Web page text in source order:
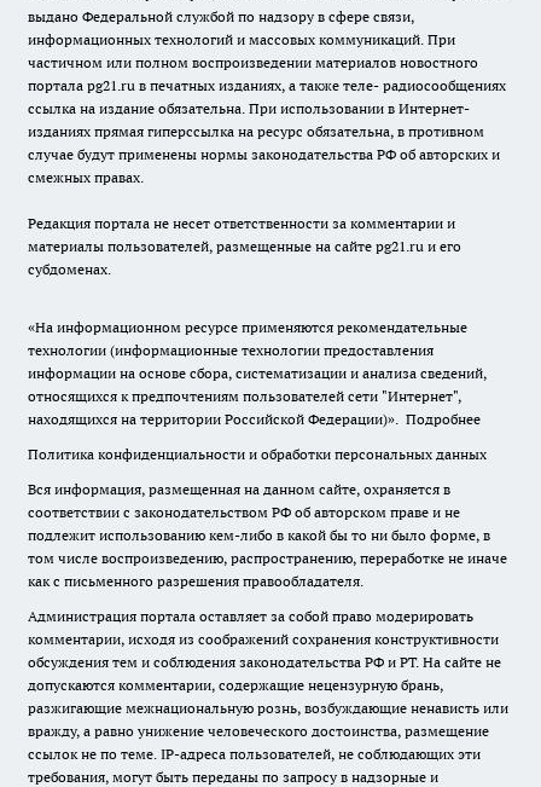
выдано Федеральной службой по надзору в сфере связи,
информационных технологий и массовых коммуникаций. При
частичном или полном воспроизведении материалов новостного
портала pg21.ru в печатных изданиях, а также теле- радиосообщениях
ссылка на издание обязательна. При использовании в Интернет-
изданиях прямая гиперссылка на ресурс обязательна, в противном
случае будут применены нормы законодательства РФ об авторских и
смежных правах.
Редакция портала не несет ответственности за комментарии и
материалы пользователей, размещенные на сайте pg21.ru и его
субдоменах.
«На информационном ресурсе применяются рекомендательные
технологии (информационные технологии предоставления
информации на основе сбора, систематизации и анализа сведений,
относящихся к предпочтениям пользователей сети "Интернет",
находящихся на территории Российской Федерации)». Подробнее
Политика конфиденциальности и обработки персональных данных
Вся информация, размещенная на данном сайте, охраняется в
соответствии с законодательством РФ об авторском праве и не
подлежит использованию кем-либо в какой бы то ни было форме, в
том числе воспроизведению, распространению, переработке не иначе
как с письменного разрешения правообладателя.
Администрация портала оставляет за собой право модерировать
комментарии, исходя из соображений сохранения конструктивности
обсуждения тем и соблюдения законодательства РФ и РТ. На сайте не
допускаются комментарии, содержащие нецензурную брань,
разжигающие межнациональную рознь, возбуждающие ненависть или
вражду, а равно унижение человеческого достоинства, размещение
ссылок не по теме. IP-адреса пользователей, не соблюдающих эти
требования, могут быть переданы по запросу в надзорные и